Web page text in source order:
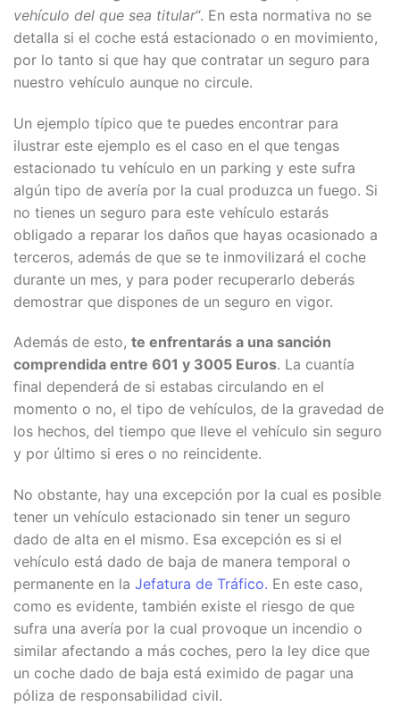
vehículo del que sea titular“. En esta normativa no se
detalla si el coche está estacionado o en movimiento,
por lo tanto si que hay que contratar un seguro para
nuestro vehículo aunque no circule.
Un ejemplo típico que te puedes encontrar para
ilustrar este ejemplo es el caso en el que tengas
estacionado tu vehículo en un parking y este sufra
algún tipo de avería por la cual produzca un fuego. Si
no tienes un seguro para este vehículo estarás
obligado a reparar los daños que hayas ocasionado a
terceros, además de que se te inmovilizará el coche
durante un mes, y para poder recuperarlo deberás
demostrar que dispones de un seguro en vigor.
Además de esto, te enfrentarás a una sanción
comprendida entre 601 y 3005 Euros. La cuantía
final dependerá de si estabas circulando en el
momento o no, el tipo de vehículos, de la gravedad de
los hechos, del tiempo que lleve el vehículo sin seguro
y por último si eres o no reincidente.
No obstante, hay una excepción por la cual es posible
tener un vehículo estacionado sin tener un seguro
dado de alta en el mismo. Esa excepción es si el
vehículo está dado de baja de manera temporal o
permanente en la Jefatura de Tráfico. En este caso,
como es evidente, también existe el riesgo de que
sufra una avería por la cual provoque un incendio o
similar afectando a más coches, pero la ley dice que
un coche dado de baja está eximido de pagar una
póliza de responsabilidad civil.